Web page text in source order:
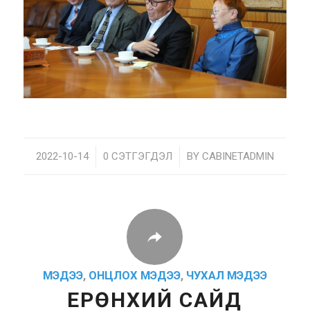
2022-10-14
/ 0 СЭТГЭГДЭЛ
/ BY CABINETADMIN
МЭДЭЭ, ОНЦЛОХ МЭДЭЭ, ЧУХАЛ МЭДЭЭ
ЕРӨНХИЙ САЙД